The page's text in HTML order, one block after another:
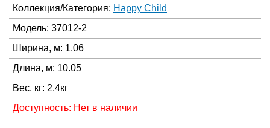
Коллекция/Категория: Happy Child
Модель: 37012-2
Ширина, м: 1.06
Длина, м: 10.05
Вес, кг: 2.4кг
Доступность: Нет в наличии